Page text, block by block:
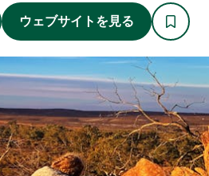
ウェブサイトを見る